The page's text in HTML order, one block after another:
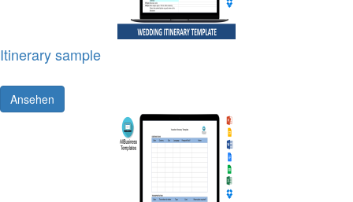
Itinerary sample
Ansehen